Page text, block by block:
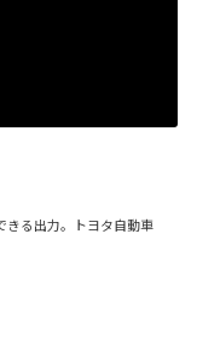
きる出力。トヨタ自動車